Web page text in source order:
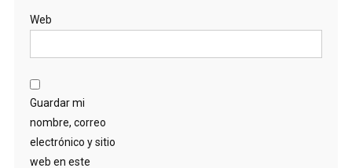
Web
Guardar mi
nombre, correo
electrónico y sitio
web en este